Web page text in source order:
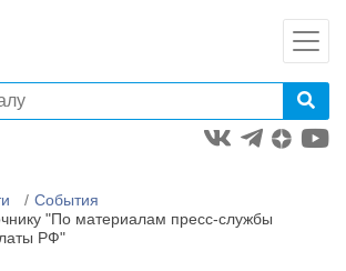
События
"По материалам пресс-службы
РФ"